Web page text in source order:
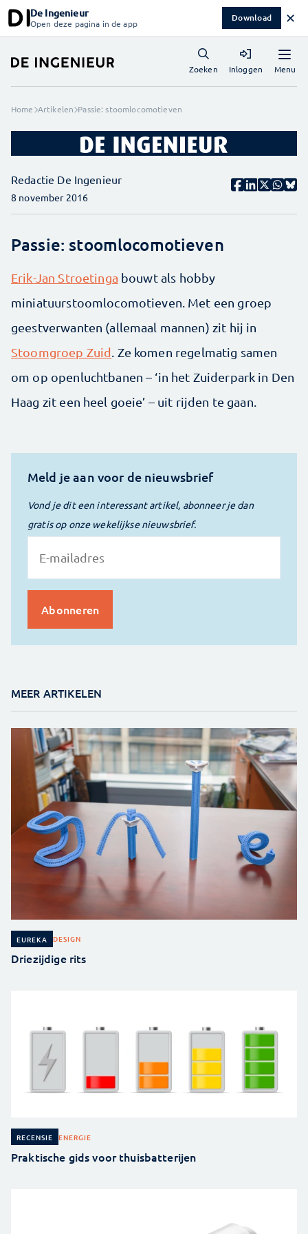
De Ingenieur
Open deze pagina in de app Download ✕
Menu
Zoeken Inloggen
Home Artikelen Passie: stoomlocomotieven
Redactie De Ingenieur
8 november 2016
Passie: stoomlocomotieven
Erik-Jan Stroe­tinga bouwt als hobby
miniatuurstoomlocomotieven. Met een groep
geestverwanten (allemaal mannen) zit hij in
Stoomgroep Zuid . Ze komen regelmatig samen
om op openluchtbanen – ‘in het Zuiderpark in Den
Haag zit een heel goeie’ – uit rijden te gaan.
Meld je aan voor de nieuwsbrief
Vond je dit een interessant artikel, abonneer je dan
gratis op onze wekelijkse nieuwsbrief.
MEER ARTIKELEN
EUREKA DESIGN
Driezijdige rits
RECENSIE ENERGIE
Praktische gids voor thuisbatterijen